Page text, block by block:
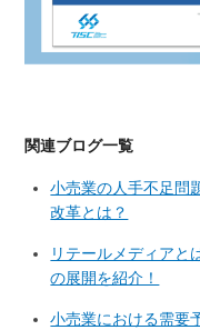
関連ブログ一覧
小売業の人手不足問
改革とは？
リテールメディアと
の展開を紹介！
小売業における需要